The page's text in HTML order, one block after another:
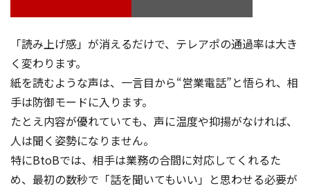
「読み上げ感」が消えるだけで、テレアポの通過率は大き
く変わります。
紙を読むような声は、一言目から“営業電話”と悟られ、相
手は防御モードに入ります。
たとえ内容が優れていても、声に温度や抑揚がなければ、
人は聞く姿勢になりません。
特にBtoBでは、相手は業務の合間に対応してくれるた
め、最初の数秒で「話を聞いてもいい」と思わせる必要が